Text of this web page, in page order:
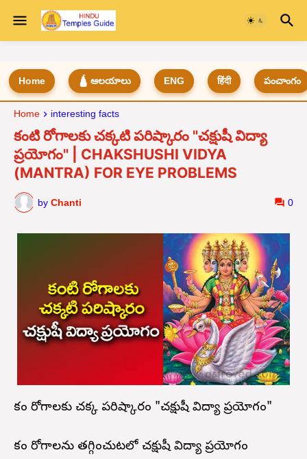
Home 🛕 ఆలయాలు ENG हिंदी పంచాంగం
Home interesting facts
కంటి రోగాలకు చక్కటి పరిష్కారం "చక్షుషీ విద్యా
ప్రయోగం" | CHAKSHUSHI VIDYA
(MANTRA) FOR EYE PROBLEMS
by Chanti 0
కంటి రోగాలకు చక్కటి పరిష్కారం "చక్షుషీ విద్యా ప్రయోగం"
కంటి రోగాలను తగ్గించుటలో చక్షుషీ విద్యా ప్రయోగం